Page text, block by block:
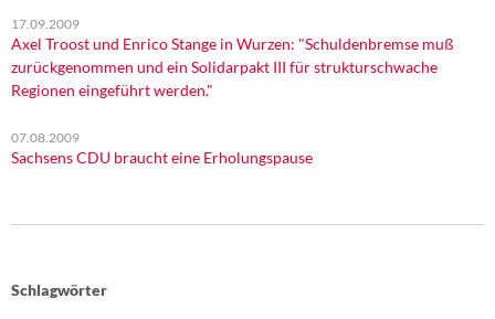
17.09.2009
Axel Troost und Enrico Stange in Wurzen: "Schuldenbremse muß
zurückgenommen und ein Solidarpakt III für strukturschwache
Regionen eingeführt werden."
07.08.2009
Sachsens CDU braucht eine Erholungspause
Schlagwörter